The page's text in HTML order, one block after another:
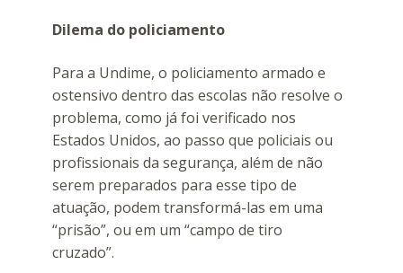
Dilema do policiamento
Para a Undime, o policiamento armado e
ostensivo dentro das escolas não resolve o
problema, como já foi verificado nos
Estados Unidos, ao passo que policiais ou
profissionais da segurança, além de não
serem preparados para esse tipo de
atuação, podem transformá-las em uma
“prisão”, ou em um “campo de tiro
cruzado”.